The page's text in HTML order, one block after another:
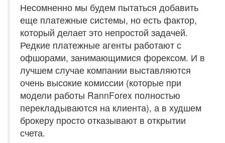
Несомненно мы будем пытаться добавить
еще платежные системы, но есть фактор,
который делает это непростой задачей.
Редкие платежные агенты работают с
офшорами, занимающимися форексом. И в
лучшем случае компании выставляются
очень высокие комиссии (которые при
модели работы RannForex полностью
перекладываются на клиента), а в худшем
брокеру просто отказывают в открытии
счета.